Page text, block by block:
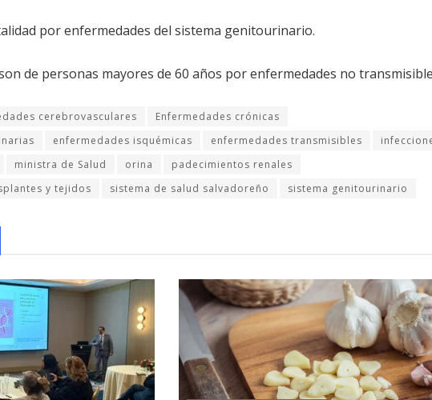
por enfermedades del sistema genitourinario.
de personas mayores de 60 años por enfermedades no
cerebrovasculares
Enfermedades crónicas
enfermedades isquémicas enfermedades transmisibles
ministra de Salud orina
padecimientos renales
y tejidos
sistema de salud salvadoreño sistema genitourinario